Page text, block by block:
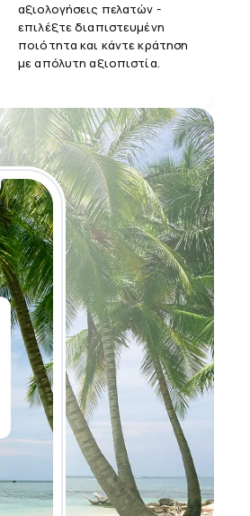
αξιολογήσεις πελατών -
επιλέξτε διαπιστευμένη
ποιότητα και κάντε κράτηση
με απόλυτη αξιοπιστία.